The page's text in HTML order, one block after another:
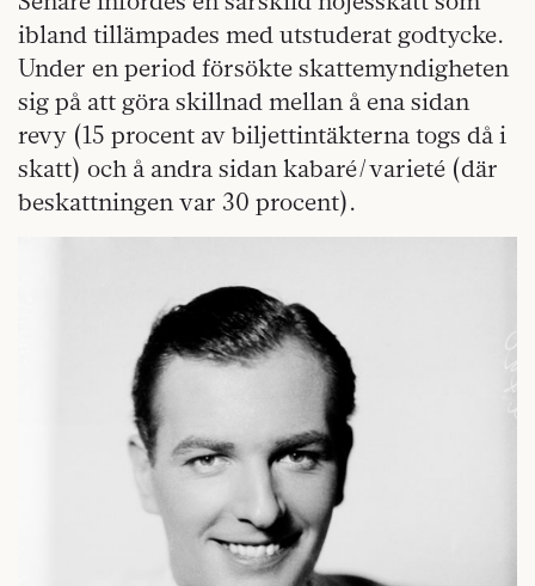
ibland tillämpades med utstuderat godtycke.
Under en period försökte skattemyndigheten
sig på att göra skillnad mellan å ena sidan
revy (15 procent av biljettintäkterna togs då i
skatt) och å andra sidan kabaré/varieté (där
beskattningen var 30 procent).